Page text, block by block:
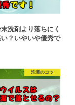
洗剤より落ちにく
い？いやいや優秀で
洗濯のコツ